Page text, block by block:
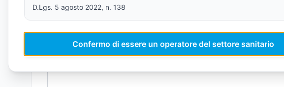
D.Lgs. 5 agosto 2022, n. 138
Confermo di essere un operatore del settore sanitario